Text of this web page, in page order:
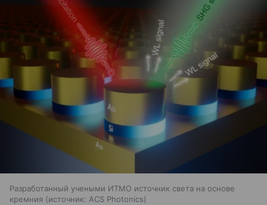
Разработанный учеными ИТМО источник света на основе
кремния
источник: ACS Photonics